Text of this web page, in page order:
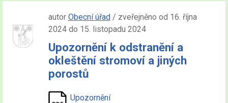
autor Obecní úřad/ zveřejněno od 16. října
2024 do 15. listopadu 2024
Upozornění k odstranění a
okleštění stromoví a jiných
porostů
Upozornění